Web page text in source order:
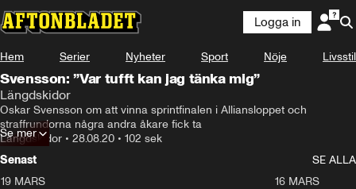
Logga in
Hem Serier Nyheter Sport Nöje Livsstil
Svensson: ”Var tufft kan jag tänka mig”
Längdskidor
Oskar Svensson om att vinna sprintfinalen i Alliansloppet och
straffrundorna några andra åkare fick ta
Längdskidor • 28.08.20 • 102 sek
Se mer
Senast
SE ALLA
19 MARS 16 MARS